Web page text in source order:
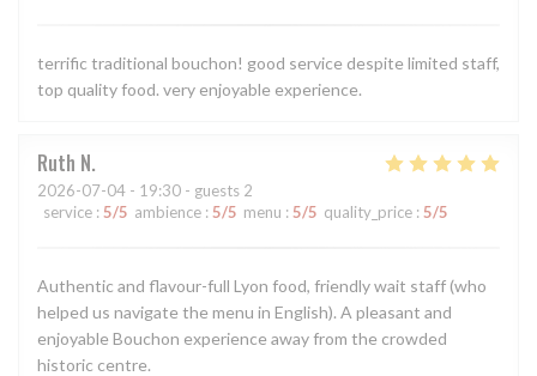
terrific traditional bouchon! good service despite limited staff,
top quality food. very enjoyable experience.
Ruth N
2026-07-04 - 19:30 - guests 2
service : 5/5 ambience : 5/5 menu : 5/5 quality_price : 5/5
Authentic and flavour-full Lyon food, friendly wait staff (who
helped us navigate the menu in English). A pleasant and
enjoyable Bouchon experience away from the crowded
historic centre.